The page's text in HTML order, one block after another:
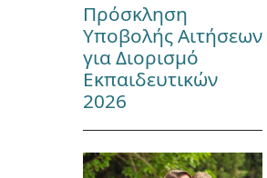
Πρόσκληση
Υποβολής Αιτήσεων
για Διορισμό
Εκπαιδευτικών
2026